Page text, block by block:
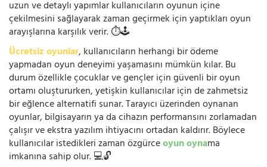
uzun ve detaylı yapımlar kullanıcıların oyunun içine
çekilmesini sağlayarak zaman geçirmek için yaptıkları oyun
arayışlarına karşılık verir. ⏱️🕹️
Ücretsiz oyunlar, kullanıcıların herhangi bir ödeme
yapmadan oyun deneyimi yaşamasını mümkün kılar. Bu
durum özellikle çocuklar ve gençler için güvenli bir oyun
ortamı oluştururken, yetişkin kullanıcılar için de zahmetsiz
bir eğlence alternatifi sunar. Tarayıcı üzerinden oynanan
oyunlar, bilgisayarın ya da cihazın performansını zorlamadan
çalışır ve ekstra yazılım ihtiyacını ortadan kaldırır. Böylece
kullanıcılar istedikleri zaman özgürceoyun oynama
imkanına sahip olur. 💻🔓